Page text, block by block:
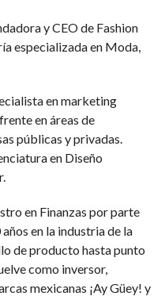
y CEO de Fashion
especializada en Moda,
en marketing
en áreas de
públicas y privadas.
en Diseño
en Finanzas por parte
en la industria de la
de producto hasta punto
como inversor,
mexicanas ¡Ay Güey! y